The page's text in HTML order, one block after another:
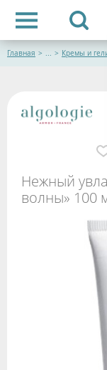
Главная > ... > Кремы и
Нежный
волны» 100